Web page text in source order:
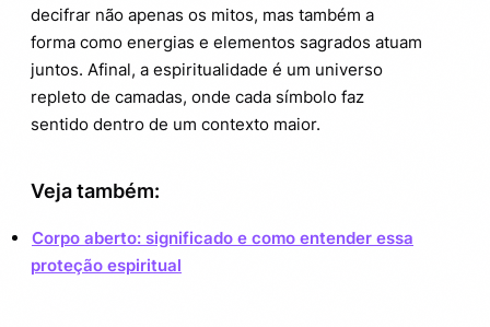
decifrar não apenas os mitos, mas também a
forma como energias e elementos sagrados atuam
juntos. Afinal, a espiritualidade é um universo
repleto de camadas, onde cada símbolo faz
sentido dentro de um contexto maior.
Veja também:
Corpo aberto: significado e como entender essa
proteção espiritual